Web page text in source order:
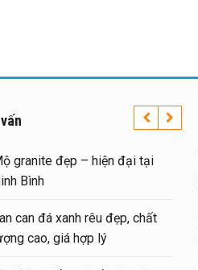
Lăng Mộ đá uy tín trên
quốc – Đá Mỹ Nghệ Ninh
giá xây Mộ đá đôi 1 mái